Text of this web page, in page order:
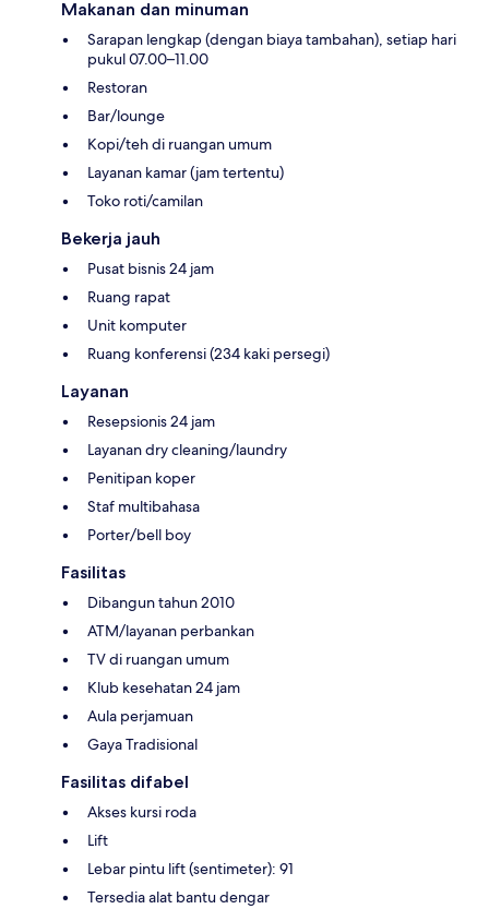
Makanan dan minuman
Sarapan lengkap (dengan biaya tambahan), setiap hari
pukul 07.00–11.00
Restoran
Bar/lounge
Kopi/teh di ruangan umum
Layanan kamar (jam tertentu)
Toko roti/camilan
Bekerja jauh
Pusat bisnis 24 jam
Ruang rapat
Unit komputer
Ruang konferensi (234 kaki persegi)
Layanan
Resepsionis 24 jam
Layanan dry cleaning/laundry
Penitipan koper
Staf multibahasa
Porter/bell boy
Fasilitas
Dibangun tahun 2010
ATM/layanan perbankan
TV di ruangan umum
Klub kesehatan 24 jam
Aula perjamuan
Gaya Tradisional
Fasilitas difabel
Akses kursi roda
Lift
Lebar pintu lift (sentimeter): 91
Tersedia alat bantu dengar